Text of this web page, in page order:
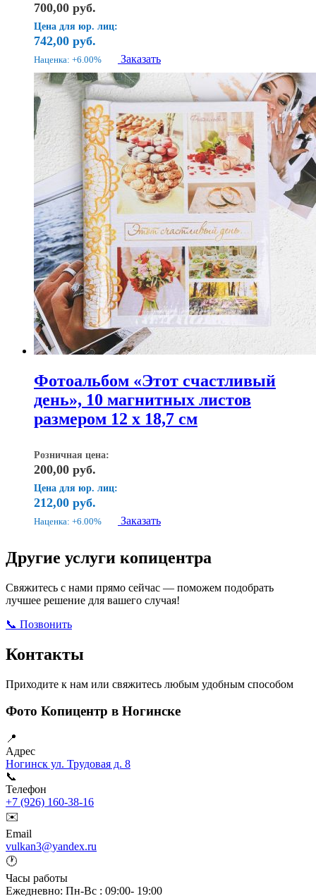
700,00 руб.
Цена для юр. лиц:
742,00 руб.
Наценка: +6.00% Заказать
Фотоальбом «Этот счастливый
день», 10 магнитных листов
размером 12 х 18,7 см
Розничная цена:
200,00 руб.
Цена для юр. лиц:
212,00 руб.
Наценка: +6.00% Заказать
Другие услуги копицентра
Свяжитесь с нами прямо сейчас — поможем подобрать
лучшее решение для вашего случая!
📞 Позвонить
Контакты
Приходите к нам или свяжитесь любым удобным способом
Фото Копицентр в Ногинске
📍
Адрес
Ногинск ул. Трудовая д. 8
📞
Телефон
+7 (926) 160-38-16
✉️
Email
vulkan3@yandex.ru
🕐
Часы работы
Ежедневно: Пн-Вс : 09:00- 19:00